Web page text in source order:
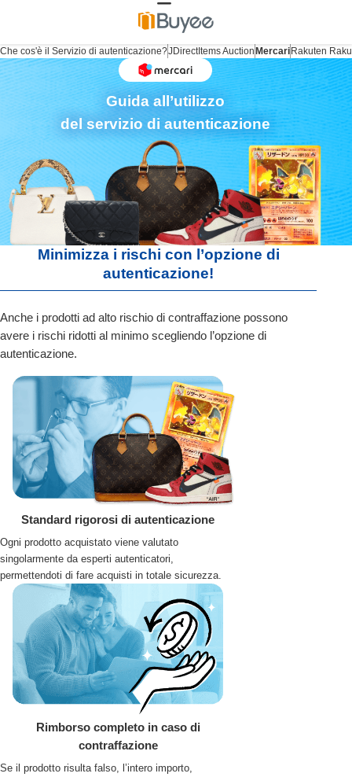
Che cos'è il Servizio di autenticazione?JDirectItems Auction Mercari Rakuten
Guida all’utilizzo
del servizio di autenticazione
Minimizza i rischi con l’opzione di
autenticazione!
Anche i prodotti ad alto rischio di contraffazione possono
avere i rischi ridotti al minimo scegliendo l’opzione di
autenticazione.
Standard rigorosi di autenticazione
Ogni prodotto acquistato viene valutato
singolarmente da esperti autenticatori,
permettendoti di fare acquisti in totale sicurezza.
Rimborso completo in caso di
contraffazione
Se il prodotto risulta falso, l’intero importo,